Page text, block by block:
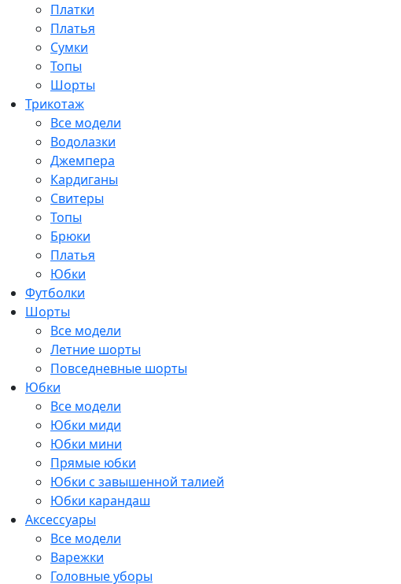
Платки
Платья
Сумки
Топы
Шорты
Трикотаж
Все модели
Водолазки
Джемпера
Кардиганы
Свитеры
Топы
Брюки
Платья
Юбки
Футболки
Шорты
Все модели
Летние шорты
Повседневные шорты
Юбки
Все модели
Юбки миди
Юбки мини
Прямые юбки
Юбки с завышенной талией
Юбки карандаш
Аксессуары
Все модели
Варежки
Головные уборы